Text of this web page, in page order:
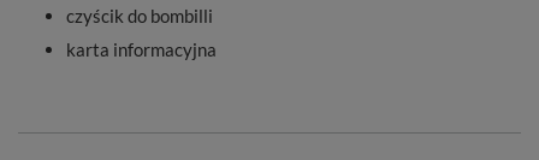
czyścik do bombilli
karta informacyjna